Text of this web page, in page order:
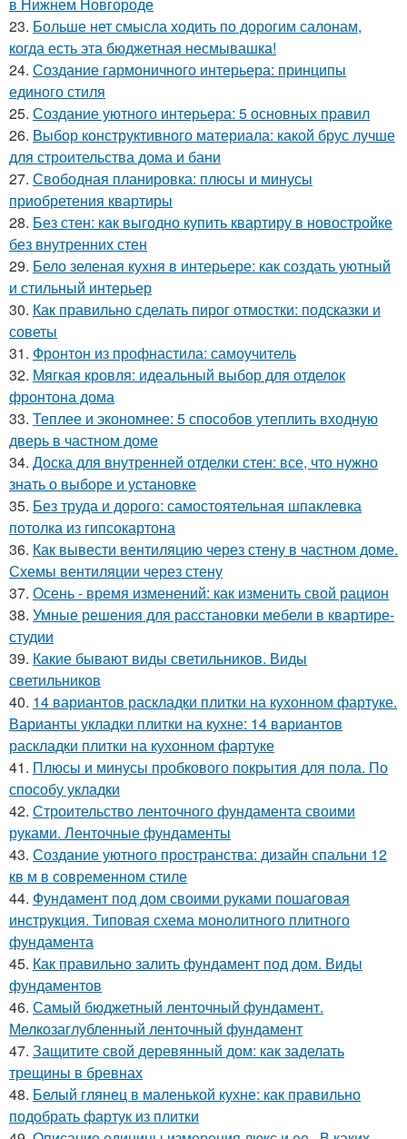
23. Больше нет смысла ходить по дорогим салонам,
когда есть эта бюджетная несмывашка!
24. Создание гармоничного интерьера: принципы
единого стиля
25. Создание уютного интерьера: 5 основных правил
26. Выбор конструктивного материала: какой брус лучше
для строительства дома и бани
27. Свободная планировка: плюсы и минусы
приобретения квартиры
28. Без стен: как выгодно купить квартиру в новостройке
без внутренних стен
29. Бело зеленая кухня в интерьере: как создать уютный
и стильный интерьер
30. Как правильно сделать пирог отмостки: подсказки и
советы
31. Фронтон из профнастила: самоучитель
32. Мягкая кровля: идеальный выбор для отделок
фронтона дома
33. Теплее и экономнее: 5 способов утеплить входную
дверь в частном доме
34. Доска для внутренней отделки стен: все, что нужно
знать о выборе и установке
35. Без труда и дорого: самостоятельная шпаклевка
потолка из гипсокартона
36. Как вывести вентиляцию через стену в частном доме.
Схемы вентиляции через стену
37. Осень - время изменений: как изменить свой рацион
38. Умные решения для расстановки мебели в квартире-
студии
39. Какие бывают виды светильников. Виды
светильников
40. 14 вариантов раскладки плитки на кухонном фартуке.
Варианты укладки плитки на кухне: 14 вариантов
раскладки плитки на кухонном фартуке
41. Плюсы и минусы пробкового покрытия для пола. По
способу укладки
42. Строительство ленточного фундамента своими
руками. Ленточные фундаменты
43. Создание уютного пространства: дизайн спальни 12
кв м в современном стиле
44. Фундамент под дом своими руками пошаговая
инструкция. Типовая схема монолитного плитного
фундамента
45. Как правильно залить фундамент под дом. Виды
фундаментов
46. Самый бюджетный ленточный фундамент.
Мелкозаглубленный ленточный фундамент
47. Защитите свой деревянный дом: как заделать
трещины в бревнах
48. Белый глянец в маленькой кухне: как правильно
подобрать фартук из плитки